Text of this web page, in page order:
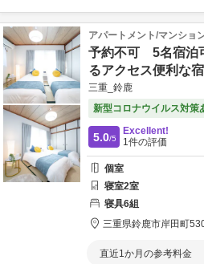
アパートメント/マンショ
予約不可 5名宿泊
るアクセス便利な
三重_鈴鹿
新型コロナウイルス対策
5.0/5
Excellent!
1件の評価
個室
寝室2室
寝具6組
三重県鈴鹿市岸田町
直近1か月の参考料金